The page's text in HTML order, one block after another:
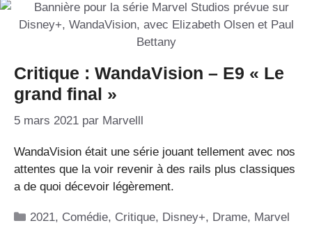
Critique : WandaVision – E9 « Le
grand final »
5 mars 2021 par Marvelll
WandaVision était une série jouant tellement avec nos
attentes que la voir revenir à des rails plus classiques
a de quoi décevoir légèrement.
Catégories
2021, Comédie, Critique, Disney+, Drame, Marvel